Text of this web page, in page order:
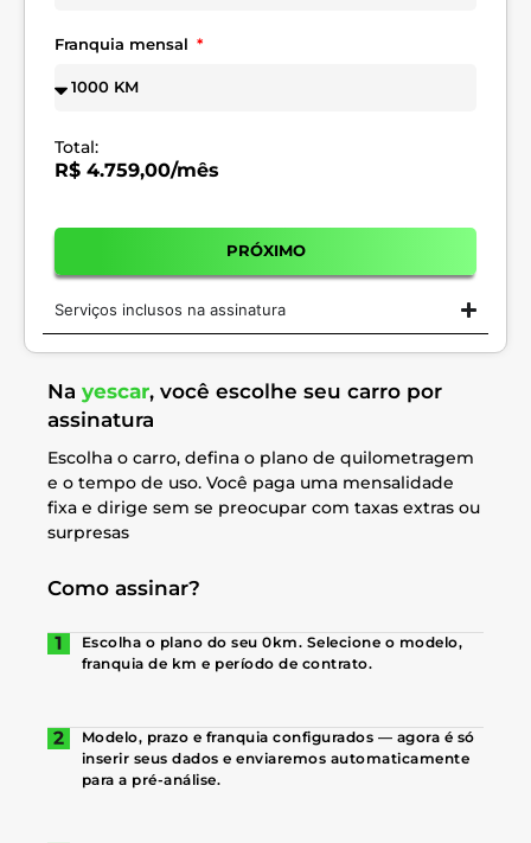
Franquia mensal
Total:
R$ 4.759,00/mês
PRÓXIMO
Serviços inclusos na assinatura
Na yescar, você escolhe seu carro por
assinatura
Escolha o carro, defina o plano de quilometragem
e o tempo de uso. Você paga uma mensalidade
fixa e dirige sem se preocupar com taxas extras ou
surpresas
Como assinar?
Escolha o plano do seu 0km. Selecione o modelo,
franquia de km e período de contrato.
Modelo, prazo e franquia configurados — agora é só
inserir seus dados e enviaremos automaticamente
para a pré-análise.